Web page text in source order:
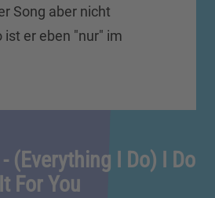
Song aber nicht
er eben "nur" im
(Everything I Do) I Do
It For You